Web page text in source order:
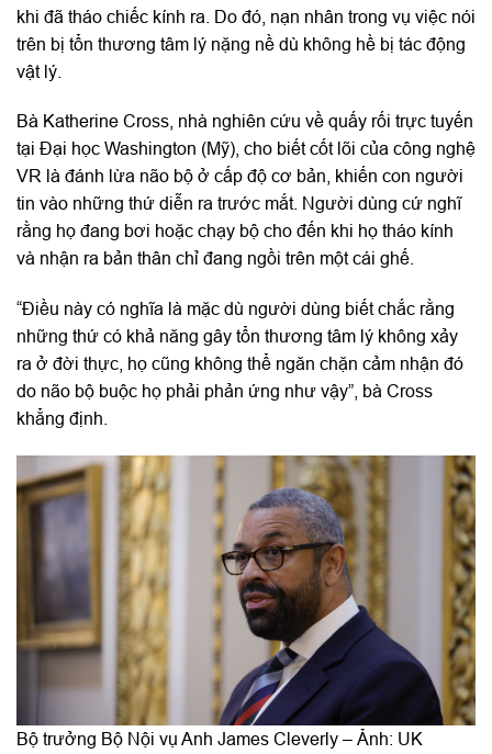
khi đã tháo chiếc kính ra. Do đó, nạn nhân trong vụ việc nói
trên bị tổn thương tâm lý nặng nề dù không hề bị tác động
vật lý.
Bà Katherine Cross, nhà nghiên cứu về quấy rối trực tuyến
tại Đại học Washington (Mỹ), cho biết cốt lõi của công nghệ
VR là đánh lừa não bộ ở cấp độ cơ bản, khiến con người
tin vào những thứ diễn ra trước mắt. Người dùng cứ nghĩ
rằng họ đang bơi hoặc chạy bộ cho đến khi họ tháo kính
và nhận ra bản thân chỉ đang ngồi trên một cái ghế.
“Điều này có nghĩa là mặc dù người dùng biết chắc rằng
những thứ có khả năng gây tổn thương tâm lý không xảy
ra ở đời thực, họ cũng không thể ngăn chặn cảm nhận đó
do não bộ buộc họ phải phản ứng như vậy”, bà Cross
khẳng định.
Bộ trưởng Bộ Nội vụ Anh James Cleverly – Ảnh: UK